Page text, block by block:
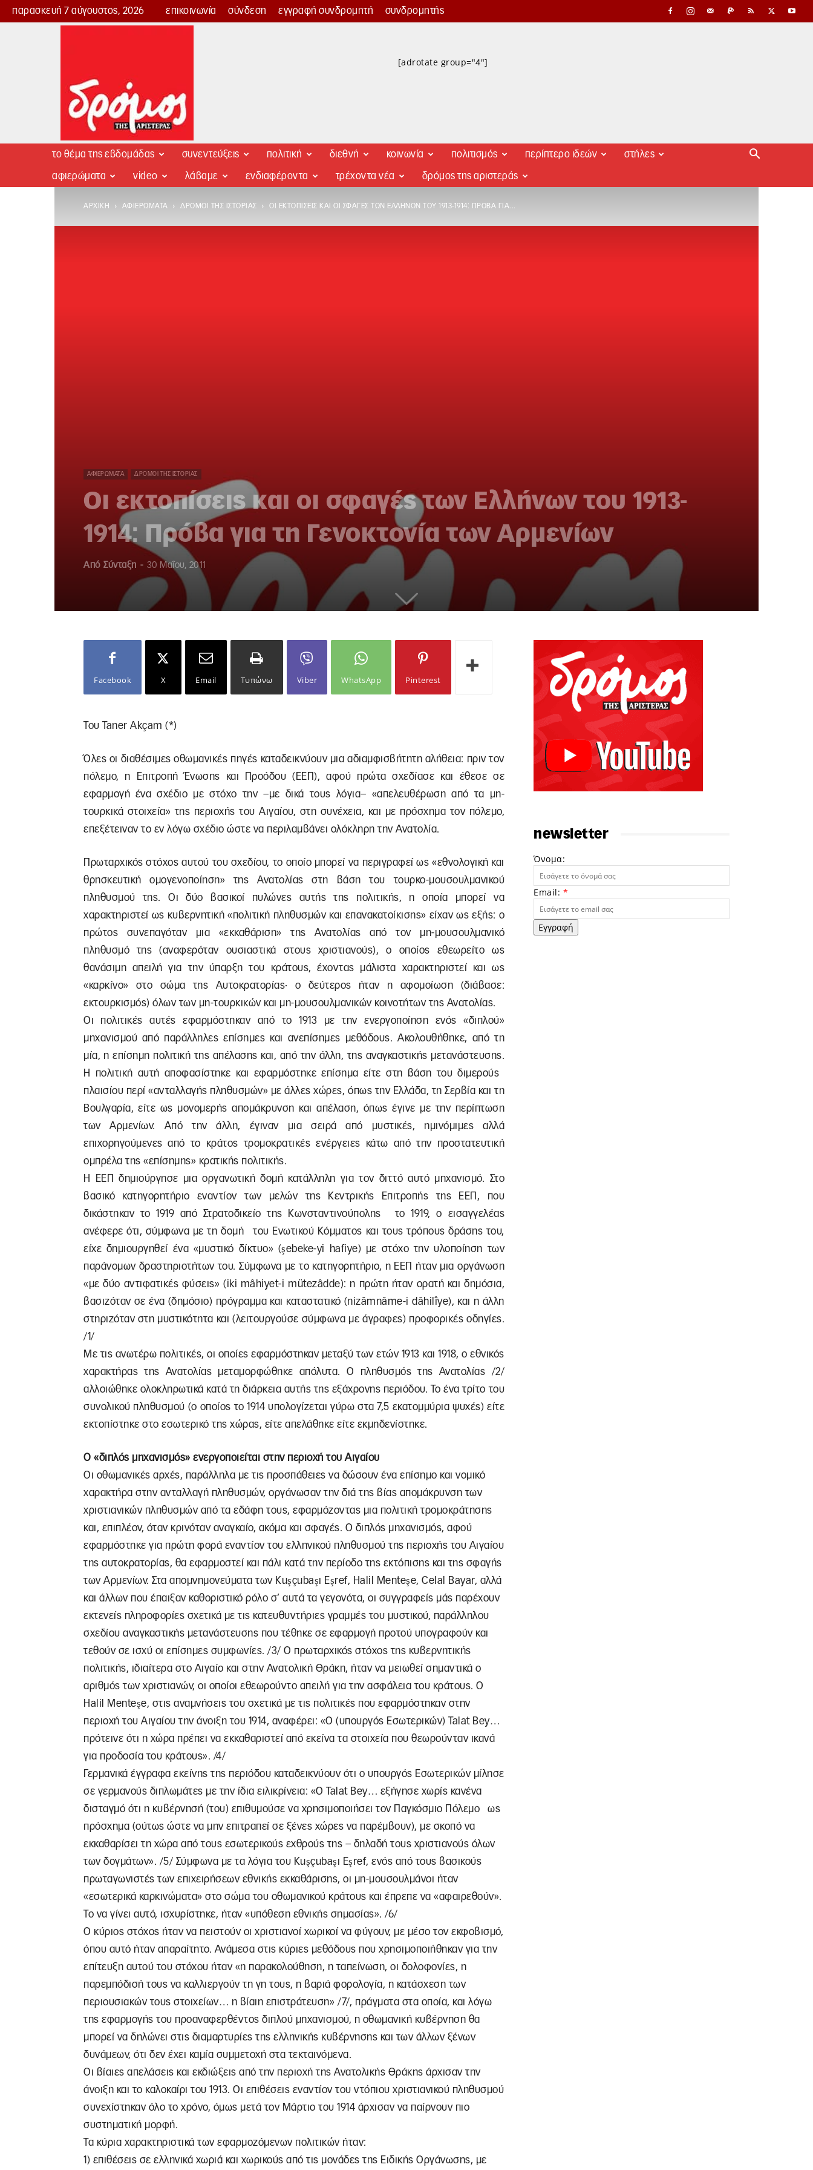
παρασκευή 7 αύγουστος, 2026 επικοινωνία σύνδεση εγγραφή συνδρομητή συνδρομητής
Δρόμος
[adrotate group="4"]
το θέμα της εβδομάδας συνεντεύξεις πολιτική διεθνή κοινωνία πολιτισμός περίπτερο ιδεών στήλες
αφιερώματα video λάβαμε ενδιαφέροντα τρέχοντα νέα δρόμος της αριστεράς
ΑΡΧΙΚΉ ΑΦΙΕΡΏΜΑΤΑ ΔΡΌΜΟΙ ΤΗΣ ΙΣΤΟΡΊΑΣ ΟΙ ΕΚΤΟΠΊΣΕΙΣ ΚΑΙ ΟΙ ΣΦΑΓΈΣ ΤΩΝ ΕΛΛΉΝΩΝ ΤΟΥ 1913-1914: ΠΡΌΒΑ ΓΙΑ...
ΑΦΙΕΡΏΜΑΤΑ ΔΡΌΜΟΙ ΤΗΣ ΙΣΤΟΡΊΑΣ
Οι εκτοπίσεις και οι σφαγές των Ελλήνων του 1913-
1914: Πρόβα για τη Γενοκτονία των Αρμενίων
Από Σύνταξη - 30 Μαΐου, 2011
Facebook X Email Τυπώνω Viber WhatsApp Pinterest
Του Taner Akçam (*)
Όλες οι διαθέσιμες οθωμανικές πηγές καταδεικνύουν μια αδιαμφισβήτητη αλήθεια: πριν τον
πόλεμο, η Επιτροπή Ένωσης και Προόδου (ΕΕΠ), αφού πρώτα σχεδίασε και έθεσε σε
εφαρμογή ένα σχέδιο με στόχο την –με δικά τους λόγια– «απελευθέρωση από τα μη-
τουρκικά στοιχεία» της περιοχής του Αιγαίου, στη συνέχεια, και με πρόσχημα τον πόλεμο,
επεξέτειναν το εν λόγω σχέδιο ώστε να περιλαμβάνει ολόκληρη την Ανατολία.
Πρωταρχικός στόχος αυτού του σχεδίου, το οποίο μπορεί να περιγραφεί ως «εθνολογική και
θρησκευτική ομογενοποίηση» της Ανατολίας στη βάση του τουρκο-μουσουλμανικού
πληθυσμού της. Οι δύο βασικοί πυλώνες αυτής της πολιτικής, η οποία μπορεί να
χαρακτηριστεί ως κυβερνητική «πολιτική πληθυσμών και επανακατοίκισης» είχαν ως εξής: ο
πρώτος συνεπαγόταν μια «εκκαθάριση» της Ανατολίας από τον μη-μουσουλμανικό
πληθυσμό της (αναφερόταν ουσιαστικά στους χριστιανούς), ο οποίος εθεωρείτο ως
θανάσιμη απειλή για την ύπαρξη του κράτους, έχοντας μάλιστα χαρακτηριστεί και ως
«καρκίνο» στο σώμα της Αυτοκρατορίας· ο δεύτερος ήταν η αφομοίωση (διάβασε:
εκτουρκισμός) όλων των μη-τουρκικών και μη-μουσουλμανικών κοινοτήτων της Ανατολίας.
Οι πολιτικές αυτές εφαρμόστηκαν από το 1913 με την ενεργοποίηση ενός «διπλού»
μηχανισμού από παράλληλες επίσημες και ανεπίσημες μεθόδους. Ακολουθήθηκε, από τη
μία, η επίσημη πολιτική της απέλασης και, από την άλλη, της αναγκαστικής μετανάστευσης.
Η πολιτική αυτή αποφασίστηκε και εφαρμόστηκε επίσημα είτε στη βάση του διμερούς
πλαισίου περί «ανταλλαγής πληθυσμών» με άλλες χώρες, όπως την Ελλάδα, τη Σερβία και τη
Βουλγαρία, είτε ως μονομερής απομάκρυνση και απέλαση, όπως έγινε με την περίπτωση
των Αρμενίων. Από την άλλη, έγιναν μια σειρά από μυστικές, ημινόμιμες αλλά
επιχορηγούμενες από το κράτος τρομοκρατικές ενέργειες κάτω από την προστατευτική
ομπρέλα της «επίσημης» κρατικής πολιτικής.
Η ΕΕΠ δημιούργησε μια οργανωτική δομή κατάλληλη για τον διττό αυτό μηχανισμό. Στο
βασικό κατηγορητήριο εναντίον των μελών της Κεντρικής Επιτροπής της ΕΕΠ, που
δικάστηκαν το 1919 από Στρατοδικείο της Κωνσταντινούπολης το 1919, ο εισαγγελέας
ανέφερε ότι, σύμφωνα με τη δομή του Ενωτικού Κόμματος και τους τρόπους δράσης του,
είχε δημιουργηθεί ένα «μυστικό δίκτυο» (şebeke-yi hafiye) με στόχο την υλοποίηση των
παράνομων δραστηριοτήτων του. Σύμφωνα με το κατηγορητήριο, η ΕΕΠ ήταν μια οργάνωση
«με δύο αντιφατικές φύσεις» (iki mâhiyet-i mütezâdde): η πρώτη ήταν ορατή και δημόσια,
βασιζόταν σε ένα (δημόσιο) πρόγραμμα και καταστατικό (nizâmnâme-i dâhilîye), και η άλλη
στηριζόταν στη μυστικότητα και (λειτουργούσε σύμφωνα με άγραφες) προφορικές οδηγίες.
/1/
Με τις ανωτέρω πολιτικές, οι οποίες εφαρμόστηκαν μεταξύ των ετών 1913 και 1918, ο εθνικός
χαρακτήρας της Ανατολίας μεταμορφώθηκε απόλυτα. Ο πληθυσμός της Ανατολίας /2/
αλλοιώθηκε ολοκληρωτικά κατά τη διάρκεια αυτής της εξάχρονης περιόδου. Το ένα τρίτο του
συνολικού πληθυσμού (ο οποίος το 1914 υπολογίζεται γύρω στα 7,5 εκατομμύρια ψυχές) είτε
εκτοπίστηκε στο εσωτερικό της χώρας, είτε απελάθηκε είτε εκμηδενίστηκε.
Ο «διπλός μηχανισμός» ενεργοποιείται στην περιοχή του Αιγαίου
Οι οθωμανικές αρχές, παράλληλα με τις προσπάθειες να δώσουν ένα επίσημο και νομικό
χαρακτήρα στην ανταλλαγή πληθυσμών, οργάνωσαν την διά της βίας απομάκρυνση των
χριστιανικών πληθυσμών από τα εδάφη τους, εφαρμόζοντας μια πολιτική τρομοκράτησης
και, επιπλέον, όταν κρινόταν αναγκαίο, ακόμα και σφαγές. Ο διπλός μηχανισμός, αφού
εφαρμόστηκε για πρώτη φορά εναντίον του ελληνικού πληθυσμού της περιοχής του Αιγαίου
της αυτοκρατορίας, θα εφαρμοστεί και πάλι κατά την περίοδο της εκτόπισης και της σφαγής
των Αρμενίων. Στα απομνημονεύματα των Kuşçubaşı Eşref, Halil Menteşe, Celal Bayar, αλλά
και άλλων που έπαιξαν καθοριστικό ρόλο σ’ αυτά τα γεγονότα, οι συγγραφείς μάς παρέχουν
εκτενείς πληροφορίες σχετικά με τις κατευθυντήριες γραμμές του μυστικού, παράλληλου
σχεδίου αναγκαστικής μετανάστευσης που τέθηκε σε εφαρμογή προτού υπογραφούν και
τεθούν σε ισχύ οι επίσημες συμφωνίες. /3/ Ο πρωταρχικός στόχος της κυβερνητικής
πολιτικής, ιδιαίτερα στο Αιγαίο και στην Ανατολική Θράκη, ήταν να μειωθεί σημαντικά ο
αριθμός των χριστιανών, οι οποίοι εθεωρούντο απειλή για την ασφάλεια του κράτους. Ο
Halil Menteşe, στις αναμνήσεις του σχετικά με τις πολιτικές που εφαρμόστηκαν στην
περιοχή του Αιγαίου την άνοιξη του 1914, αναφέρει: «Ο (υπουργός Εσωτερικών) Talat Bey…
πρότεινε ότι η χώρα πρέπει να εκκαθαριστεί από εκείνα τα στοιχεία που θεωρούνταν ικανά
για προδοσία του κράτους». /4/
Γερμανικά έγγραφα εκείνης της περιόδου καταδεικνύουν ότι ο υπουργός Εσωτερικών μίλησε
σε γερμανούς διπλωμάτες με την ίδια ειλικρίνεια: «Ο Talat Bey… εξήγησε χωρίς κανένα
δισταγμό ότι η κυβέρνησή (του) επιθυμούσε να χρησιμοποιήσει τον Παγκόσμιο Πόλεμο ως
πρόσχημα (ούτως ώστε να μην επιτραπεί σε ξένες χώρες να παρέμβουν), με σκοπό να
εκκαθαρίσει τη χώρα από τους εσωτερικούς εχθρούς της – δηλαδή τους χριστιανούς όλων
των δογμάτων». /5/ Σύμφωνα με τα λόγια του Kuşçubaşı Eşref, ενός από τους βασικούς
πρωταγωνιστές των επιχειρήσεων εθνικής εκκαθάρισης, οι μη-μουσουλμάνοι ήταν
«εσωτερικά καρκινώματα» στο σώμα του οθωμανικού κράτους και έπρεπε να «αφαιρεθούν».
Το να γίνει αυτό, ισχυρίστηκε, ήταν «υπόθεση εθνικής σημασίας». /6/
Ο κύριος στόχος ήταν να πειστούν οι χριστιανοί χωρικοί να φύγουν, με μέσο τον εκφοβισμό,
όπου αυτό ήταν απαραίτητο. Ανάμεσα στις κύριες μεθόδους που χρησιμοποιήθηκαν για την
επίτευξη αυτού του στόχου ήταν «η παρακολούθηση, η ταπείνωση, οι δολοφονίες, η
παρεμπόδισή τους να καλλιεργούν τη γη τους, η βαριά φορολογία, η κατάσχεση των
περιουσιακών τους στοιχείων… η βίαιη επιστράτευση» /7/, πράγματα στα οποία, και λόγω
της εφαρμογής του προαναφερθέντος διπλού μηχανισμού, η οθωμανική κυβέρνηση θα
μπορεί να δηλώνει στις διαμαρτυρίες της ελληνικής κυβέρνησης και των άλλων ξένων
δυνάμεων, ότι δεν έχει καμία συμμετοχή στα τεκταινόμενα.
Οι βίαιες απελάσεις και εκδιώξεις από την περιοχή της Ανατολικής Θράκης άρχισαν την
άνοιξη και το καλοκαίρι του 1913. Οι επιθέσεις εναντίον του ντόπιου χριστιανικού πληθυσμού
συνεχίστηκαν όλο το χρόνο, όμως μετά τον Μάρτιο του 1914 άρχισαν να παίρνουν πιο
συστηματική μορφή.
Τα κύρια χαρακτηριστικά των εφαρμοζόμενων πολιτικών ήταν:
1) επιθέσεις σε ελληνικά χωριά και χωρικούς από τις μονάδες της Ειδικής Οργάνωσης, με
newsletter
Όνομα:
Email: *
Εγγραφή